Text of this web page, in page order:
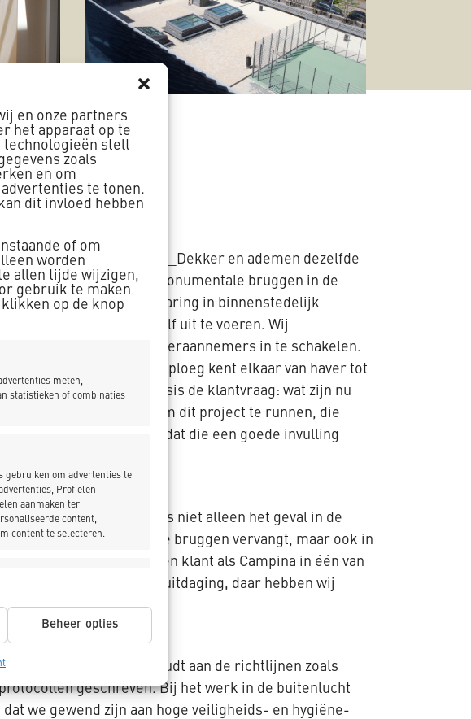
en onze partners
het apparaat op te
technologieën stelt
zoals
en om
te tonen.
dit invloed hebben
of om
worden
allen tijde wijzigen,
gebruik te maken
op de knop
meten,
statistieken of combinaties
gebruiken om advertenties te
Profielen
aanmaken ter
content,
content te selecteren.
en
Altijd actief
Beheer opties
beiden al jaren bij K_Dekker en ademen dezelfde
vervangen van twee monumentale bruggen in de
“We hebben veel ervaring in binnenstedelijk
projecten van A tot Z zelf uit te voeren. Wij
vrijwel geen onderaannemers in te schakelen.
kozijnen stellen. Onze ploeg kent elkaar van haver tot
Bij ons is de basis de klantvraag: wat zijn nu
het beste in staat zijn om dit project te runnen, die
waarvan we weten dat die een goede invulling
proces. Dat is niet alleen het geval in de
terwijl K_Dekker drie bruggen vervangt, maar ook in
Als wij voor een klant als Campina in één van
doen. Die logistieke uitdaging, daar hebben wij
soepel verloop.”
dat K_Dekker zich houdt aan de richtlijnen zoals
geschreven. Bij het werk in de buitenlucht
we gewend zijn aan hoge veiligheids- en hygiëne-